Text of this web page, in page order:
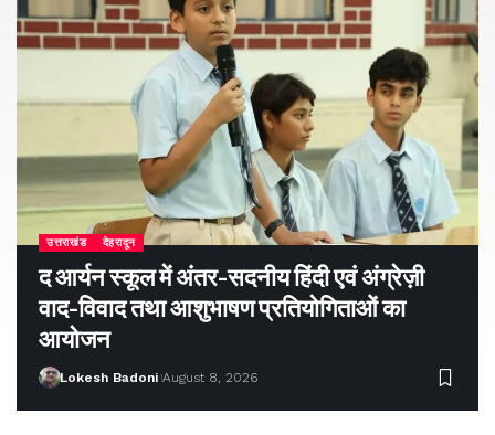
उत्तराखंड देहरादून
द आर्यन स्कूल में अंतर-सदनीय हिंदी एवं अंग्रेज़ी
वाद-विवाद तथा आशुभाषण प्रतियोगिताओं का
आयोजन
Lokesh Badoni August 8, 2026